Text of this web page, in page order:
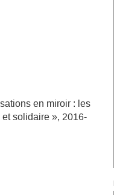
en miroir : les
solidaire », 2016-